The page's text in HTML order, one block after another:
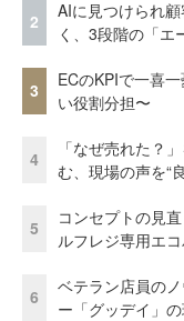
2
AIに見つけられ
く、3段階の「エ
3
ECのKPIで一喜
い役割分担〜
4
「なぜ売れた？
む、現場の声を“
5
コンセプトの見
ルフレジ専用エ
6
ベテラン店員の
ー「グッデイ」